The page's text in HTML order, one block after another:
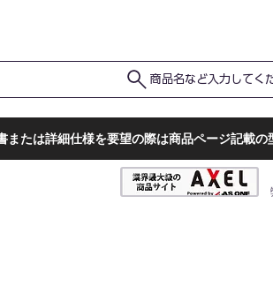
商品名など入力してく
たは詳細仕様を要望の際は商品ページ記載の